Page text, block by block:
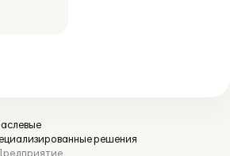
решения